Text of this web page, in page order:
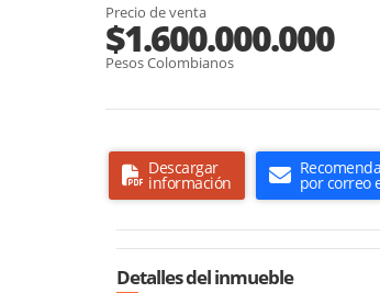
Precio de venta
$1.600.000.000
Pesos Colombianos
Descargar
información por correo
Detalles del inmueble